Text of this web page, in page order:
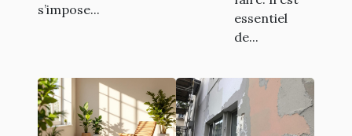
s’impose...
essentiel
de...